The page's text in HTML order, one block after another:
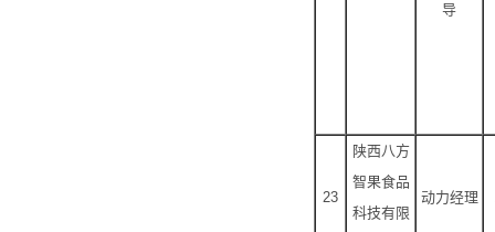
导
23
陕西八方
智果食品
科技有限
动力经理